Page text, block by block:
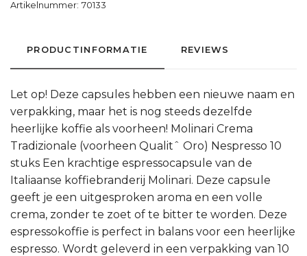
Artikelnummer: 70133
PRODUCTINFORMATIE REVIEWS
Let op! Deze capsules hebben een nieuwe naam en
verpakking, maar het is nog steeds dezelfde
heerlijke koffie als voorheen! Molinari Crema
Tradizionale (voorheen Qualitˆ Oro) Nespresso 10
stuks Een krachtige espressocapsule van de
Italiaanse koffiebranderij Molinari. Deze capsule
geeft je een uitgesproken aroma en een volle
crema, zonder te zoet of te bitter te worden. Deze
espressokoffie is perfect in balans voor een heerlijke
espresso. Wordt geleverd in een verpakking van 10